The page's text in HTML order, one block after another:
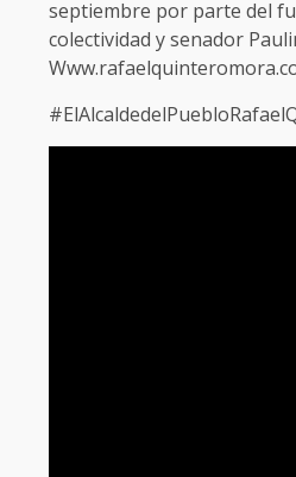
septiembre por parte del
colectividad y senador